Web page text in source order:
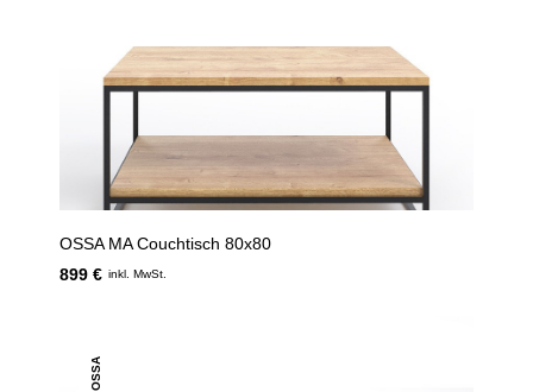
OSSA MA Couchtisch 80x80
899 € inkl. MwSt.
OSSA